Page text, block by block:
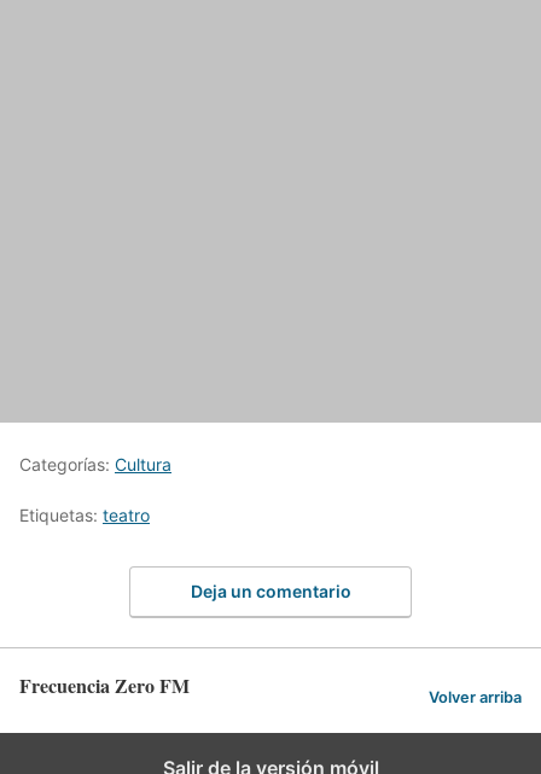
Categorías: Cultura
Etiquetas: teatro
Deja un comentario
Frecuencia Zero FM Volver arriba
Salir de la versión móvil